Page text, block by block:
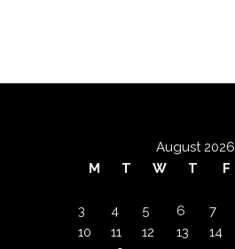
August 2026
M
T W T F
3
4 5 6 7
10
11 12 13 14